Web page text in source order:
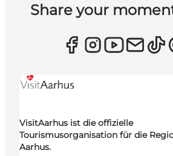
Share your
VisitAarhus ist die offizielle
Tourismusorganisation für die
Aarhus.